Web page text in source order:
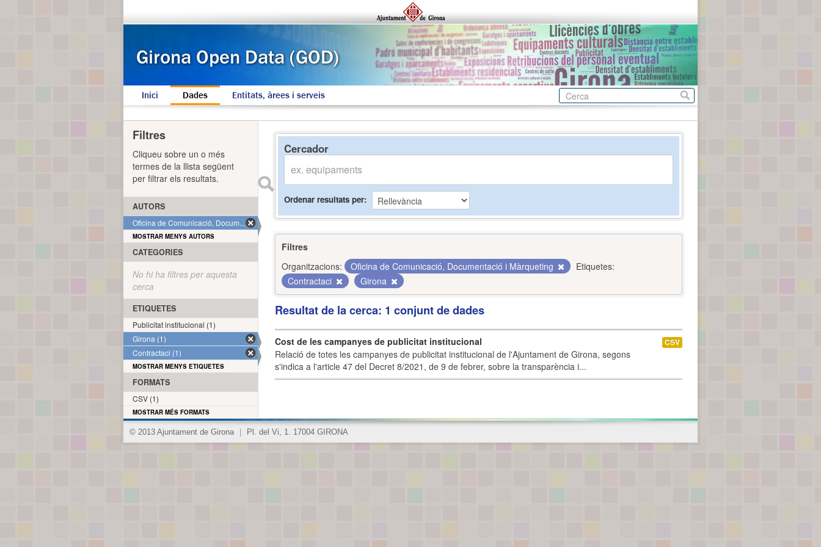
Inici Dades Entitats, àrees i serveis
Cercador
Ordenar resultats per
Filtres
Organitzacions:
Oficina de Comunicació, Documentació i Màrqueting
Etiquetes:
Contractaci
Girona
Resultat de la cerca: 1 conjunt de dades
Cost de les campanyes de publicitat institucional
Relació de totes les campanyes de publicitat institucional de l'Ajuntament de Girona, segons
s'indica a l'article 47 del Decret 8/2021, de 9 de febrer, sobre la transparència i...
CSV
Filtres
Cliqueu sobre un o més
termes de la llista següent
per filtrar els resultats.
AUTORS
Oficina de Comunicació, Docum... (1)
MOSTRAR MENYS AUTORS
CATEGORIES
No hi ha filtres per aquesta
cerca
ETIQUETES
Publicitat institucional (1)
Girona (1)
Contractaci (1)
MOSTRAR MENYS ETIQUETES
FORMATS
CSV (1)
MOSTRAR MÉS FORMATS
© 2013 Ajuntament de Girona Pl. del Vi, 1. 17004 GIRONA